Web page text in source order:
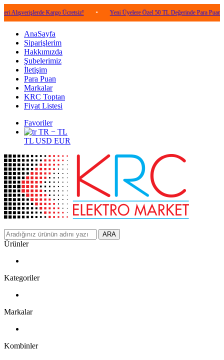
Kargo Ücretsiz! • Yeni Üyelere Özel 50 TL Değerinde Para Puan! •
AnaSayfa
Siparişlerim
Hakkımızda
Şubelerimiz
İletişim
Para Puan
Markalar
KRC Toptan
Fiyat Listesi
Favoriler
TR − TL
TL USD EUR
ARA
Ürünler
Kategoriler
Markalar
Kombinler